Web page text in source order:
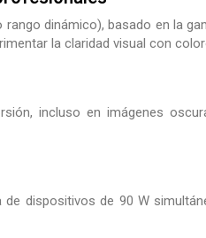
dinámico), basado en la
la claridad visual con
incluso en imágenes
dispositivos de 90 W